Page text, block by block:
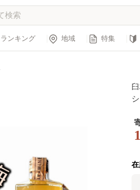
ランキング 地域 特集